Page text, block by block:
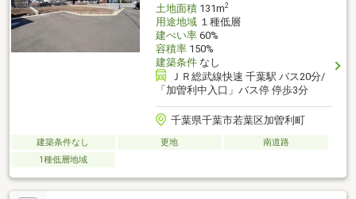
土地面積131m2
用途地域１種低層
建ぺい率60%
容積率150%
建築条件なし
ＪＲ総武線快速 千葉駅 バス20分/
「加曽利中入口」バス停 停歩3分
千葉県千葉市若葉区加曽利町
建築条件なし 更地
南道路
1種低層地域